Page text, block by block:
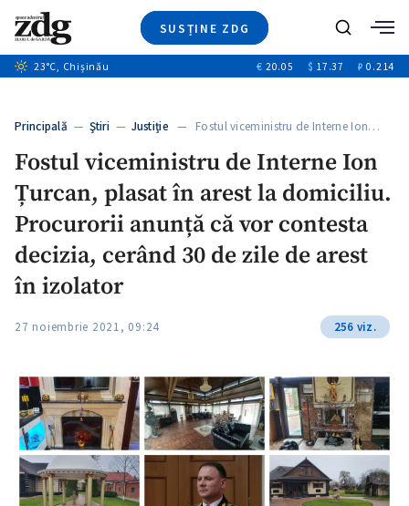
SUSȚINE ZDG
Ştiri
+13
Video
Special
Blog
ZdGust
Caută
23°C, Chișinău € 20.05 $ 17.37 ₽ 0.214
Principală — Ştiri — Justiție— Fostul viceministru de Interne Ion…
Fostul viceministru de Interne Ion
Țurcan, plasat în arest la domiciliu.
Procurorii anunță că vor contesta
decizia, cerând 30 de zile de arest
în izolator
27 noiembrie 2021, 09:24 256 viz.